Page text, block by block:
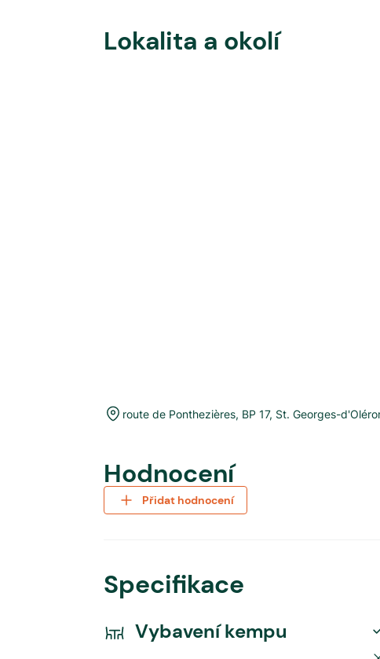
Lokalita a okolí
route de Ponthezières, BP 17, St. Georges-
Hodnocení
Přidat hodnocení
Specifikace
Vybavení kempu